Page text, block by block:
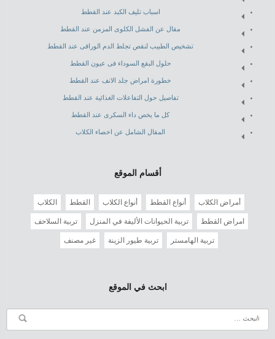
اسباب تليف الكبد عند القطط
مقال عن الفشل الكلوى المزمن عند القطط
تشخيص الطبيب لنقص تجلط الدم الوراقى عند القطط
حلول البقع السوداء فى عيون القطط
خطورة امراض جلد الانف عند القطط
تفاصيل حول التفاعلات الغذائية عند القطط
كل ما يخص داء السكرى عند القطط
المقال الشامل عن اخصاء الكلاب
أقسام الموقع
أمراض الكلاب أنواع القطط أنواع الكلاب القطط الكلاب
امراض القطط تربية الحيوانات الأليفة في المنزل تربية السلاحف
تربية الهامستر تربية طيور الزينة غير مصنف
ابحث في الموقع